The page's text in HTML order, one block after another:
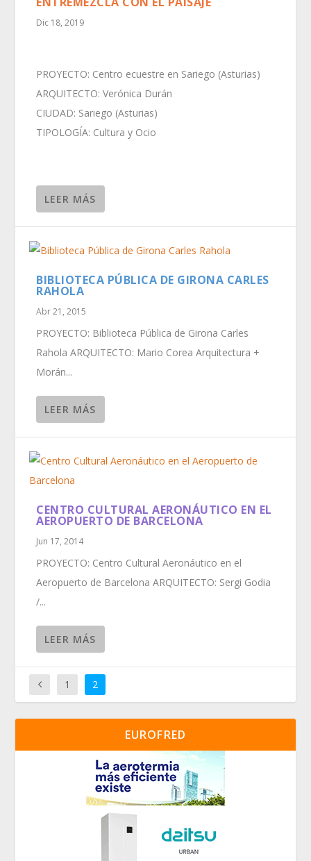
Dic 18, 2019
PROYECTO: Centro ecuestre en Sariego (Asturias)
ARQUITECTO: Verónica Durán
CIUDAD: Sariego (Asturias)
TIPOLOGÍA: Cultura y Ocio
LEER MÁS
BIBLIOTECA PÚBLICA DE GIRONA CARLES
RAHOLA
Abr 21, 2015
PROYECTO: Biblioteca Pública de Girona Carles
Rahola ARQUITECTO: Mario Corea Arquitectura +
Morán...
LEER MÁS
CENTRO CULTURAL AERONÁUTICO EN EL
AEROPUERTO DE BARCELONA
Jun 17, 2014
PROYECTO: Centro Cultural Aeronáutico en el
Aeropuerto de Barcelona ARQUITECTO: Sergi Godia
/...
LEER MÁS
1 2
EUROFRED